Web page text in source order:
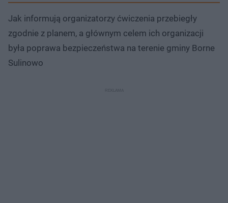
Jak informują organizatorzy ćwiczenia przebiegły
zgodnie z planem, a głównym celem ich organizacji
była poprawa bezpieczeństwa na terenie gminy Borne
Sulinowo